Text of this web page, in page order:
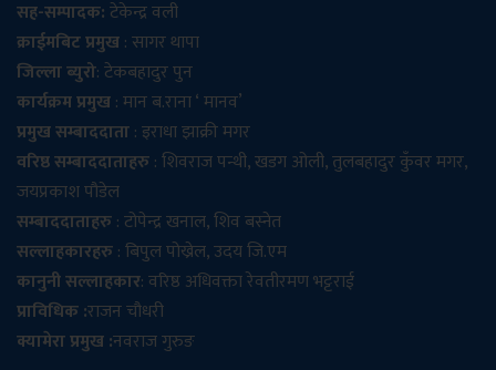
सह-सम्पादक:टेकेन्द्र वली
क्राईमबिट प्रमुख: सागर थापा
जिल्ला ब्युरो: टेकबहादुर पुन
कार्यक्रम प्रमुख: मान ब.राना ‘ मानव’
प्रमुख सम्बाददाता: इराधा झाक्री मगर
वरिष्ठ सम्बाददाताहरु: शिवराज पन्थी, खडग ओली, तुलबहादुर कुँवर मगर,
जयप्रकाश पौडेल
सम्बाददाताहरु: टोपेन्द्र खनाल, शिव बस्नेत
सल्लाहकारहरु: बिपुल पोख्रेल, उदय जि.एम
कानुनी सल्लाहकार: वरिष्ठ अधिवक्ता रेवतीरमण भट्टराई
प्राविधिक :राजन चौधरी
क्यामेरा प्रमुख :नवराज गुरुङ